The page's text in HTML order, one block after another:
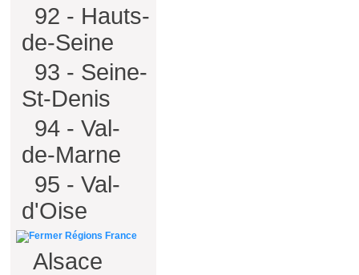
92 - Hauts-
de-Seine
93 - Seine-
St-Denis
94 - Val-
de-Marne
95 - Val-
d'Oise
Régions France
Alsace